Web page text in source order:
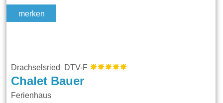
merken
Drachselsried DTV-F
Chalet Bauer
Ferienhaus